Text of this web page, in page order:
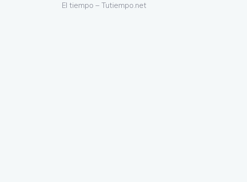
El tiempo – Tutiempo.net